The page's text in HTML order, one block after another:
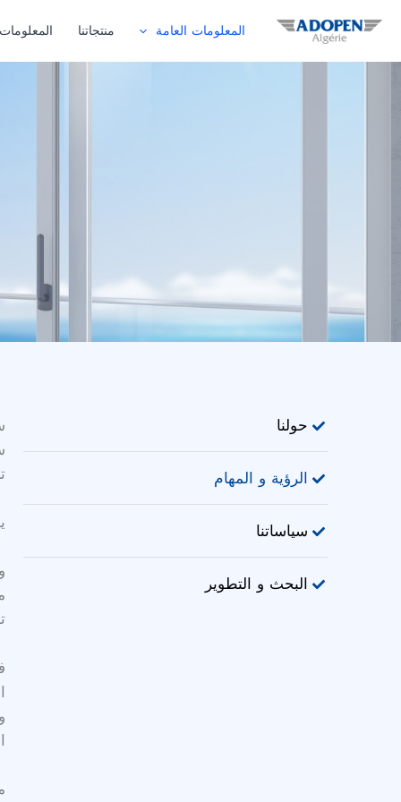
المحتوى
المعلومات العامة منتجاتنا المعلومات
حولنا
الرؤية و المهام
سياساتنا
البحث و التطوير